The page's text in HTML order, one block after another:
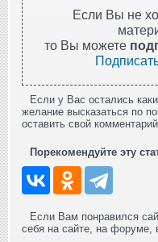
Если Вы не
то Вы можете
Если у Вас остались
желание высказаться по
оставить свой
Порекомендуйте эту
Если Вам понравился
себя на сайте, на форуме,